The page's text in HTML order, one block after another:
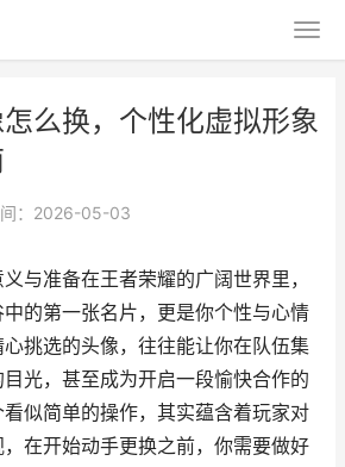
么换，个性化虚拟形象
：2026-05-03
与准备在王者荣耀的广阔世界里，
的第一张名片，更是你个性与心情
挑选的头像，往往能让你在队伍集
光，甚至成为开启一段愉快合作的
似简单的操作，其实蕴含着玩家对
在开始动手更换之前，你需要做好